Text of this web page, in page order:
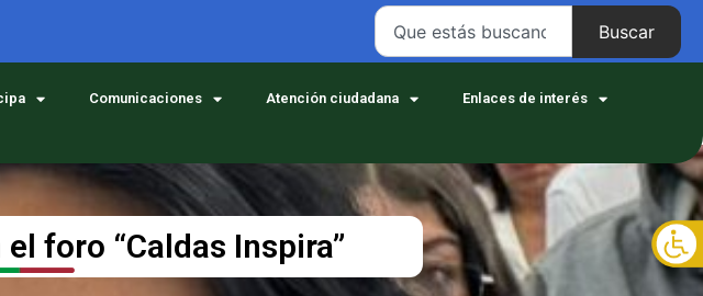
Buscar
Comunicaciones Atención ciudadana Enlaces de interés
foro “Caldas Inspira”